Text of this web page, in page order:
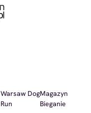
Warsaw Dog
Run
Magazyn
Bieganie